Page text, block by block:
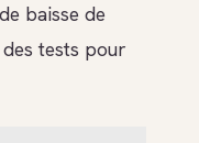
baisse de
tests pour